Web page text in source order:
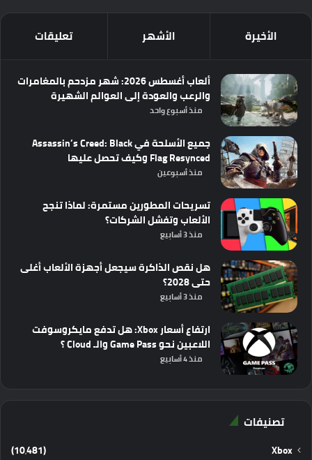
الأخيرة الأشهر تعليقات
ألعاب أغسطس 2026: شهر مزدحم بالمغامرات
والرعب والعودة إلى العوالم الشهيرة
منذ أسبوع واحد
جميع الأسلحة في Assassin’s Creed: Black
Flag Resynced وكيف تحصل عليها
منذ أسبوعين
تسريحات المطورين مستمرة: لماذا تنجح
الألعاب وتفشل الشركات؟
منذ 3 أسابيع
هل نقص الذاكرة سيجعل أجهزة الألعاب أغلى
حتى 2028؟
منذ 3 أسابيع
ارتفاع أسعار Xbox: هل تدفع مايكروسوفت
اللاعبين نحو Game Pass والـ Cloud ؟
منذ 4 أسابيع
تصنيفات
Xbox
(10٬481)